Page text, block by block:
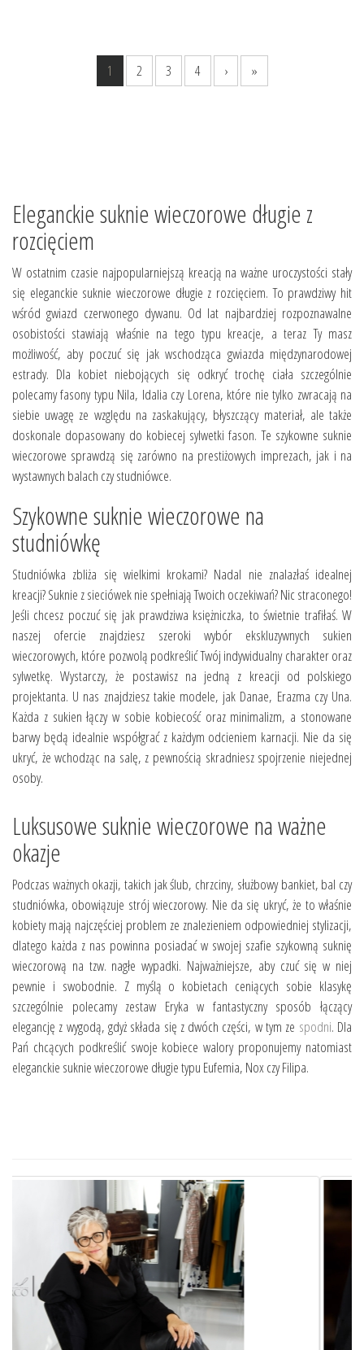
1 2 3 4 › »
Eleganckie suknie wieczorowe długie z
rozcięciem
W ostatnim czasie najpopularniejszą kreacją na ważne uroczystości stały
się eleganckie suknie wieczorowe długie z rozcięciem. To prawdziwy hit
wśród gwiazd czerwonego dywanu. Od lat najbardziej rozpoznawalne
osobistości stawiają właśnie na tego typu kreacje, a teraz Ty masz
możliwość, aby poczuć się jak wschodząca gwiazda międzynarodowej
estrady. Dla kobiet niebojących się odkryć trochę ciała szczególnie
polecamy fasony typu Nila, Idalia czy Lorena, które nie tylko zwracają na
siebie uwagę ze względu na zaskakujący, błyszczący materiał, ale także
doskonale dopasowany do kobiecej sylwetki fason. Te szykowne suknie
wieczorowe sprawdzą się zarówno na prestiżowych imprezach, jak i na
wystawnych balach czy studniówce.
Szykowne suknie wieczorowe na
studniówkę
Studniówka zbliża się wielkimi krokami? Nadal nie znalazłaś idealnej
kreacji? Suknie z sieciówek nie spełniają Twoich oczekiwań? Nic straconego!
Jeśli chcesz poczuć się jak prawdziwa księżniczka, to świetnie trafiłaś. W
naszej ofercie znajdziesz szeroki wybór ekskluzywnych sukien
wieczorowych, które pozwolą podkreślić Twój indywidualny charakter oraz
sylwetkę. Wystarczy, że postawisz na jedną z kreacji od polskiego
projektanta. U nas znajdziesz takie modele, jak Danae, Erazma czy Una.
Każda z sukien łączy w sobie kobiecość oraz minimalizm, a stonowane
barwy będą idealnie współgrać z każdym odcieniem karnacji. Nie da się
ukryć, że wchodząc na salę, z pewnością skradniesz spojrzenie niejednej
osoby.
Luksusowe suknie wieczorowe na ważne
okazje
Podczas ważnych okazji, takich jak ślub, chrzciny, służbowy bankiet, bal czy
studniówka, obowiązuje strój wieczorowy. Nie da się ukryć, że to właśnie
kobiety mają najczęściej problem ze znalezieniem odpowiedniej stylizacji,
dlatego każda z nas powinna posiadać w swojej szafie szykowną suknię
wieczorową na tzw. nagłe wypadki. Najważniejsze, aby czuć się w niej
pewnie i swobodnie. Z myślą o kobietach ceniących sobie klasykę
szczególnie polecamy zestaw Eryka w fantastyczny sposób łączący
elegancję z wygodą, gdyż składa się z dwóch części, w tym ze spodni. Dla
Pań chcących podkreślić swoje kobiece walory proponujemy natomiast
eleganckie suknie wieczorowe długie typu Eufemia, Nox czy Filipa.